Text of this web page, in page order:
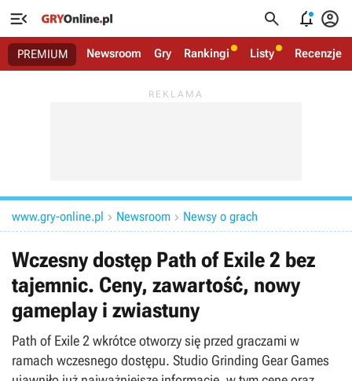
   
PREMIUM Newsroom Gry Rankingi Listy Recenzje
www.gry-online.pl  Newsroom  Newsy o grach
Wczesny dostęp Path of Exile 2 bez
tajemnic. Ceny, zawartość, nowy
gameplay i zwiastuny
Path of Exile 2 wkrótce otworzy się przed graczami w
ramach wczesnego dostępu. Studio Grinding Gear Games